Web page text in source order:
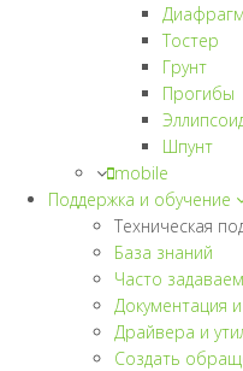
Тостер
Грунт
Прогибы
Шпунт
mobile
Поддержка и обучение
Техническая
База знаний
Часто
Документация
Драйвера и
Создать